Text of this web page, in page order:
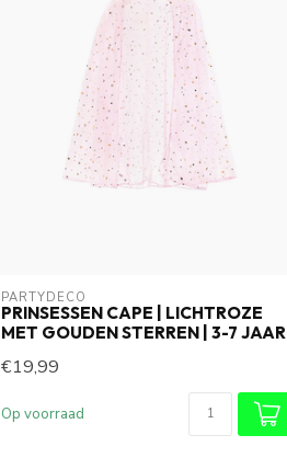
PARTYDECO
PRINSESSEN CAPE | LICHTROZE
MET GOUDEN STERREN | 3-7 JAAR
€19,99
Op voorraad